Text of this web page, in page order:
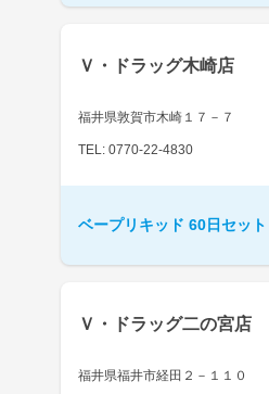
Ｖ・ドラッグ木崎店
福井県敦賀市木崎１７－７
TEL: 0770-22-4830
ベープリキッド 60日セット
Ｖ・ドラッグ二の宮店
福井県福井市経田２－１１０